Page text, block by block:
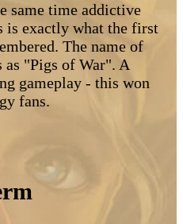
same time addictive
is exactly what the first
The name of
"Pigs of War". A
gameplay - this won
fans.